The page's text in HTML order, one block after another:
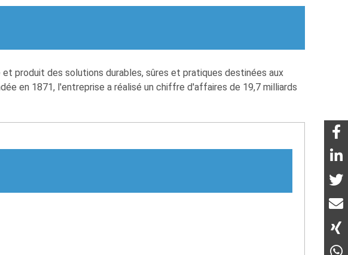
produit des solutions durables, sûres et pratiques destinées aux
en 1871, l'entreprise a réalisé un chiffre d'affaires de 19,7 milliards